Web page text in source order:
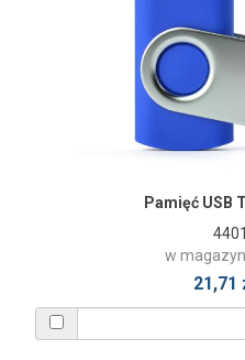
Pamięć USB
w
21,71